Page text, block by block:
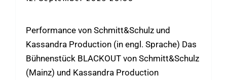
Performance von Schmitt&Schulz und
Kassandra Production (in engl. Sprache) Das
Bühnenstück BLACKOUT von Schmitt&Schulz
(Mainz) und Kassandra Production